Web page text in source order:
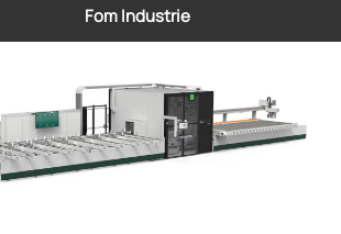
Fom Industrie